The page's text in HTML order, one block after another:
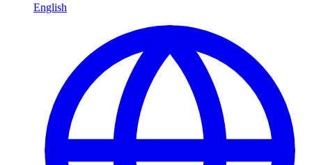
English